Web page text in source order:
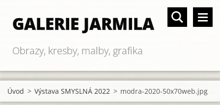
GALERIE JARMILA
Obrazy, kresby, malby, grafika
Úvod > Výstava SMYSLNÁ 2022 > modra-2020-50x70web.jpg